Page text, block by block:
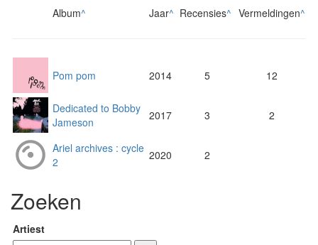
Album^ Jaar^ Recensies^ Vermeldingen^
Pom pom 2014 5 12
Dedicated to Bobby
Jameson
2017 3 2
Ariel archives : cycle
2
2020 2
Zoeken
Artiest